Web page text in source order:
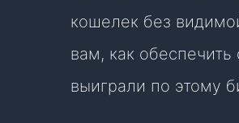
кошелек без
вам, как
выиграли по этому